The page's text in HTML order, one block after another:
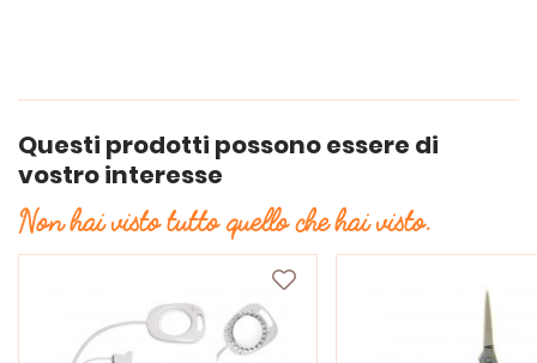
Questi prodotti possono essere di
vostro interesse
Non hai visto tutto quello che hai visto.